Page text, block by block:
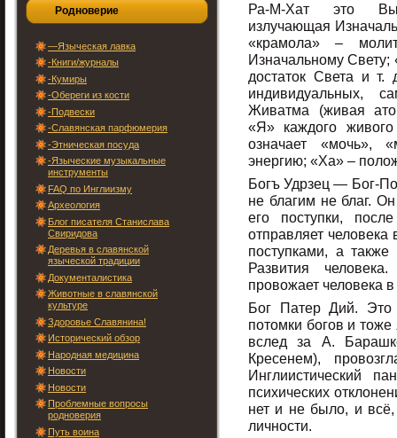
Родноверие
—Языческая лавка
-Книги/журналы
-Кумиры
-Обереги из кости
-Подвески
-Славянская парфюмерия
-Этническая посуда
-Языческие музыкальные
инструменты
FAQ по Инглиизму
Археология
Блог писателя Станислава
Свиридова
Деревья в славянской
языческой традиции
Документалистика
Животные в славянской
культуре
Здоровье Славянина!
Исторический обзор
Народная медицина
Новости
Новости
Проблемные вопросы
родноверия
Путь воина
Ра-М-Хат это
излучающая
«крамола» –
Изначальному
достаток Света и
индивидуальных,
Живатма (живая
«Я» каждого
означает «мочь»,
энергию; «Ха» –
Богъ Удрзец — Бог-
не благим не благ.
его поступки,
отправляет
поступками, а
Развития
провожает человека
Бог Патер Дий. Это
потомки богов и
вслед за А.
Кресенем),
Инглиистический
психических
нет и не было, и всё,
личности.